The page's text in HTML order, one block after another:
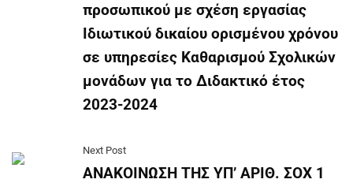
προσωπικού με σχέση εργασίας
Ιδιωτικού δικαίου ορισμένου χρόνου
σε υπηρεσίες Καθαρισμού Σχολικών
μονάδων για το Διδακτικό έτος
2023-2024
Next Post
ΑΝΑΚΟΙΝΩΣΗ ΤΗΣ ΥΠ’ ΑΡΙΘ. ΣΟΧ 1